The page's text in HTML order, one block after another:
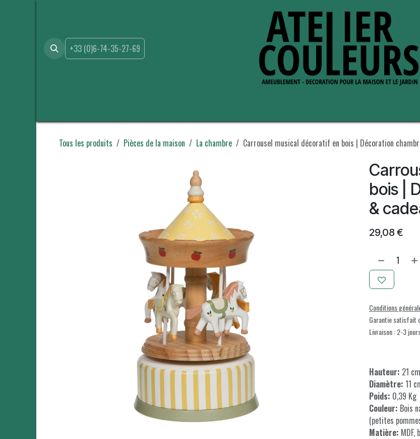
+33 (0)6-74-35-27-69
Tous les produits Pièces de la maison La chambre Carrousel musical décoratif en bois | Décoration
bois |
&
29,08€
Conditions
Garantie satisfait
Livraison : 2-3
Hauteur: 21 cm
Diamètre: 11
Poids: 0,39 Kg
Couleur: Bois
(petites
Matière: